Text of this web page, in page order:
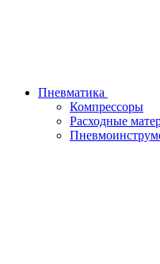
Пневматика
Компрессоры
Расходные